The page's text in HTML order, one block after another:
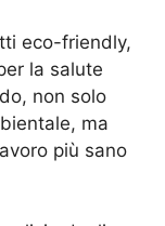
eco-friendly,
la salute
non solo
ma
più sano